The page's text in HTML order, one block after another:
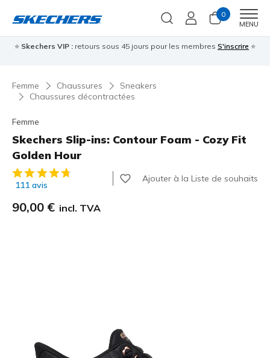
0
MENU
⭐ Skechers VIP : retours sous 45 jours pour les membres S'inscrire ⭐
Femme Chaussures
Sneakers
Chaussures décontractées
Femme
Skechers Slip-ins: Contour Foam - Cozy Fit
Golden Hour
Évaluation client 5 sur 5
111 avis
Ajouter à la Liste de souhaits
90,00 € incl. TVA